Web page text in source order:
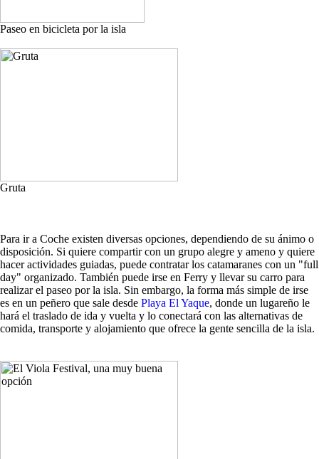
Paseo en bicicleta por la isla
Gruta
Para ir a Coche existen diversas opciones, dependiendo de su ánimo o
disposición. Si quiere compartir con un grupo alegre y ameno y quiere
hacer actividades guiadas, puede contratar los catamaranes con un "full
day" organizado. También puede irse en Ferry y llevar su carro para
realizar el paseo por la isla. Sin embargo, la forma más simple de irse
es en un peñero que sale desde Playa El Yaque, donde un lugareño le
hará el traslado de ida y vuelta y lo conectará con las alternativas de
comida, transporte y alojamiento que ofrece la gente sencilla de la isla.